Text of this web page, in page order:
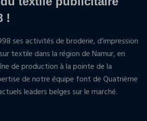
!
ses activités de broderie, d'impression
textile dans la région de Namur, en
de production à la pointe de la
de notre équipe font de Quatrième
leaders belges sur le marché.